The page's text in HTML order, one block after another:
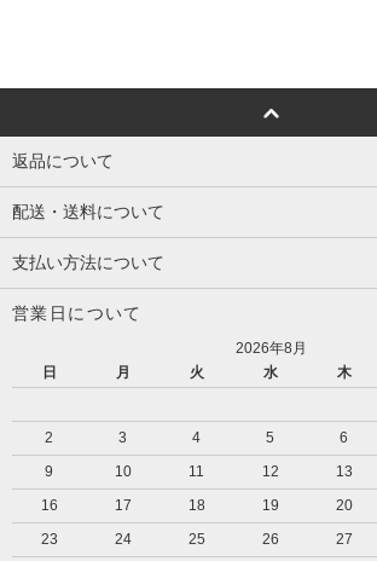
返品について
配送・送料について
支払い方法について
営業日について
2026年8月
日
月 火 水 木
2
3 4 5 6
9
10 11 12 13
16
17 18 19 20
23
24 25 26 27